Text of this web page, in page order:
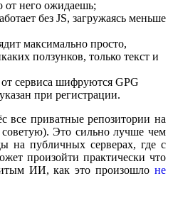
от него ожидаешь;
без JS, загружаясь меньше
максимально просто,
ползунков, только текст и
сервиса шифруются GPG
при регистрации.
все приватные репозитории на
Это сильно лучше чем
на публичных серверах, где с
произойти практически что
ИИ, как это произошло не